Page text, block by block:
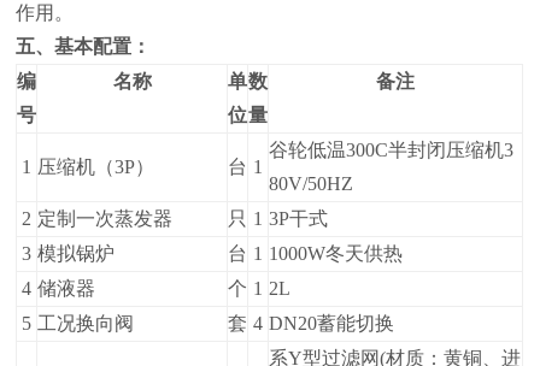
作用。
五、基本配置：
编
号
名称
单
位
数
量
备注
1 压缩机（3P） 台 1
谷轮低温300C半封闭压缩机3
80V/50HZ
2 定制一次蒸发器 只 1 3P干式
3 模拟锅炉 台 1 1000W冬天供热
4 储液器 个 1 2L
5 工况换向阀 套 4 DN20蓄能切换
系Y型过滤网(材质：黄铜、进